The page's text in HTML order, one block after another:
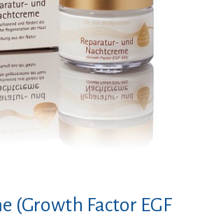
(Growth Factor EGF